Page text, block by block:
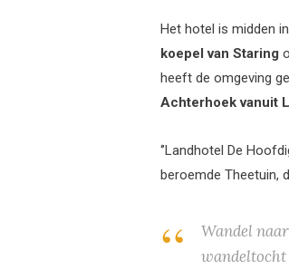
Het hotel is midden
koepel van Staring
heeft de omgeving
Achterhoek vanuit
‘’Landhotel De
beroemde Theetuin,
Wandel
wandeltocht